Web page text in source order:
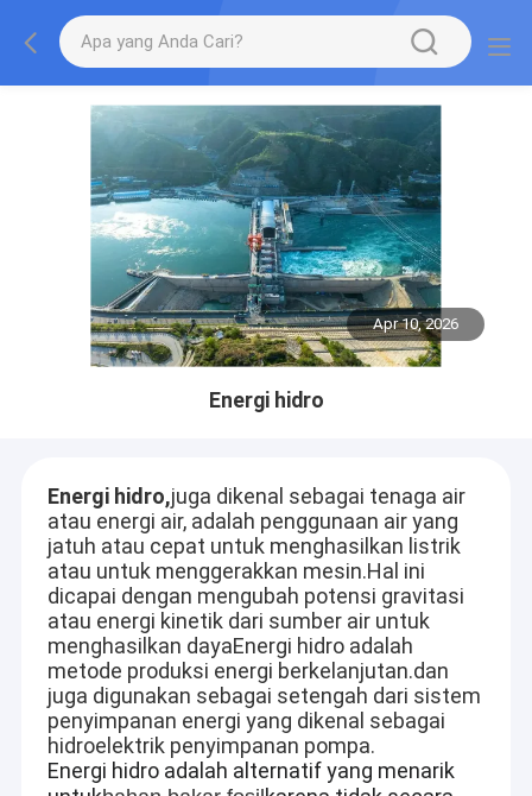
Apr 10, 2026
Energi hidro
Energi hidro,juga dikenal sebagai tenaga air
atau energi air, adalah penggunaan air yang
jatuh atau cepat untuk menghasilkan listrik
atau untuk menggerakkan mesin.Hal ini
dicapai dengan mengubah potensi gravitasi
atau energi kinetik dari sumber air untuk
menghasilkan dayaEnergi hidro adalah
metode produksi energi berkelanjutan.dan
juga digunakan sebagai setengah dari sistem
penyimpanan energi yang dikenal sebagai
hidroelektrik penyimpanan pompa.
Energi hidro adalah alternatif yang menarik